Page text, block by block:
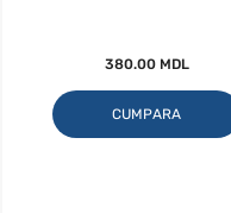
380.00 MDL
CUMPARA